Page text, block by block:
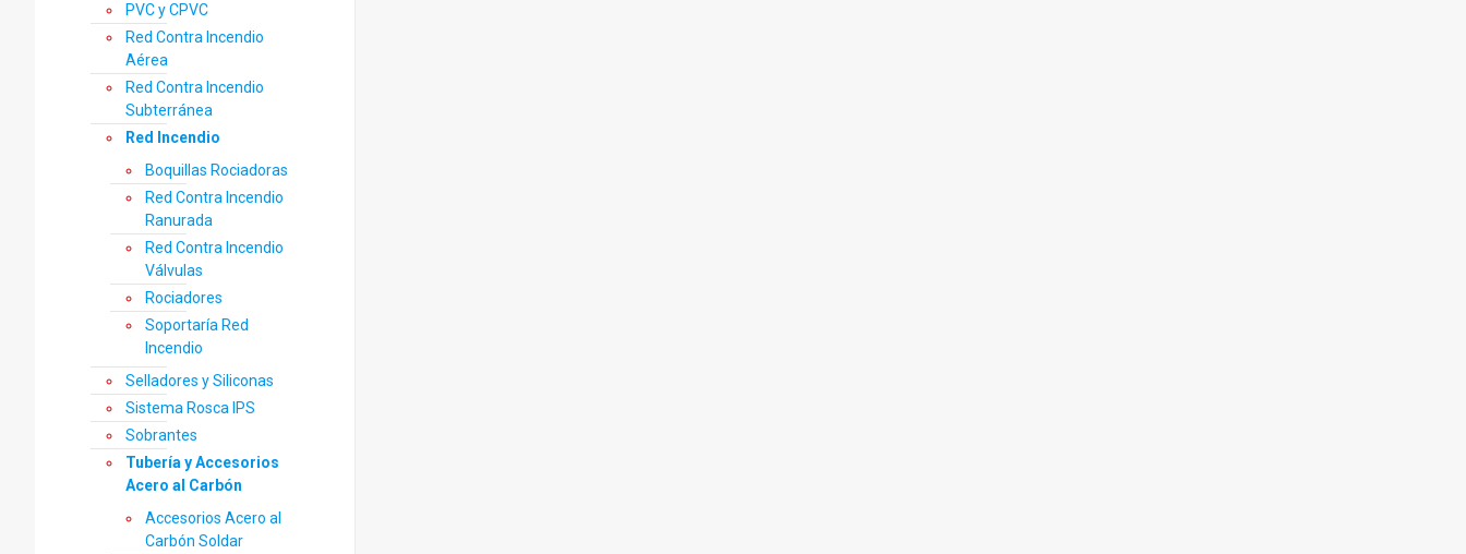
PVC y CPVC
Red Contra Incendio
Aérea
Red Contra Incendio
Subterránea
Red Incendio
Boquillas Rociadoras
Red Contra Incendio
Ranurada
Red Contra Incendio
Válvulas
Rociadores
Soportaría Red
Incendio
Selladores y Siliconas
Sistema Rosca IPS
Sobrantes
Tubería y Accesorios
Acero al Carbón
Accesorios Acero al
Carbón Soldar